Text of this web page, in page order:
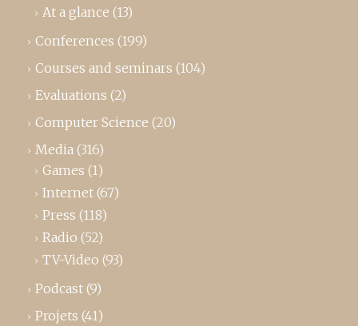
At a glance (13)
Conferences (199)
Courses and seminars (104)
Evaluations (2)
Computer Science (20)
Media (316)
Games (1)
Internet (67)
Press (118)
Radio (52)
TV-Video (93)
Podcast (9)
Projets (41)